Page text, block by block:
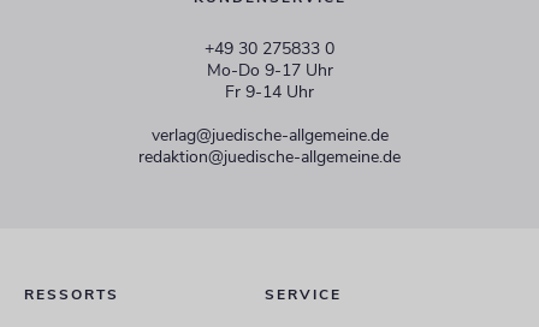
+49 30 275833 0
Mo-Do 9-17 Uhr
Fr 9-14 Uhr
verlag@juedische-allgemeine.de
redaktion@juedische-allgemeine.de
RESSORTS SERVICE